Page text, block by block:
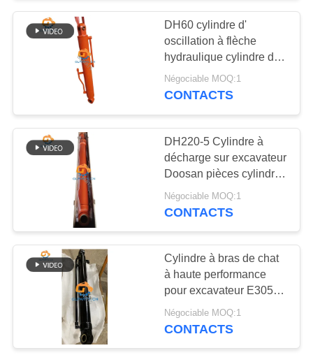
POLITIQUE
CONFIDENTIALITÉ
DH60 cylindre d'
oscillation à flèche
hydraulique cylindre de
broyeur à bâton pour
Doosan
Négociable MOQ:1
CONTACTS
DH220-5 Cylindre à
décharge sur excavateur
Doosan pièces cylindre
hydraulique petit
Négociable MOQ:1
CONTACTS
Cylindre à bras de chat
à haute performance
pour excavateur E305.5
E306 21~35 MPa
Négociable MOQ:1
CONTACTS